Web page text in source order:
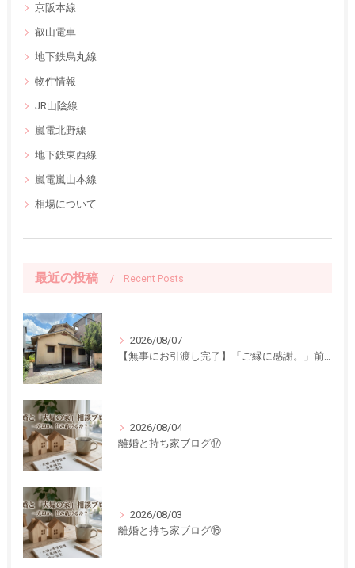
京阪本線
叡山電車
地下鉄烏丸線
物件情報
JR山陰線
嵐電北野線
地下鉄東西線
嵐電嵐山本線
相場について
最近の投稿 Recent Posts
2026/08/07
【無事にお引渡し完了】「ご縁に感謝。」前回ご紹介した中古一戸建てのお引渡しが終了しました
2026/08/04
離婚と持ち家ブログ⑰
2026/08/03
離婚と持ち家ブログ⑯